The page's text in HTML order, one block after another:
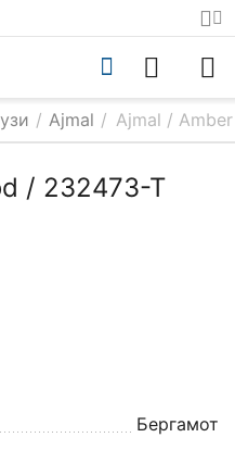
/ Ajmal / Ajmal /
/ 232473-T
Бергамот